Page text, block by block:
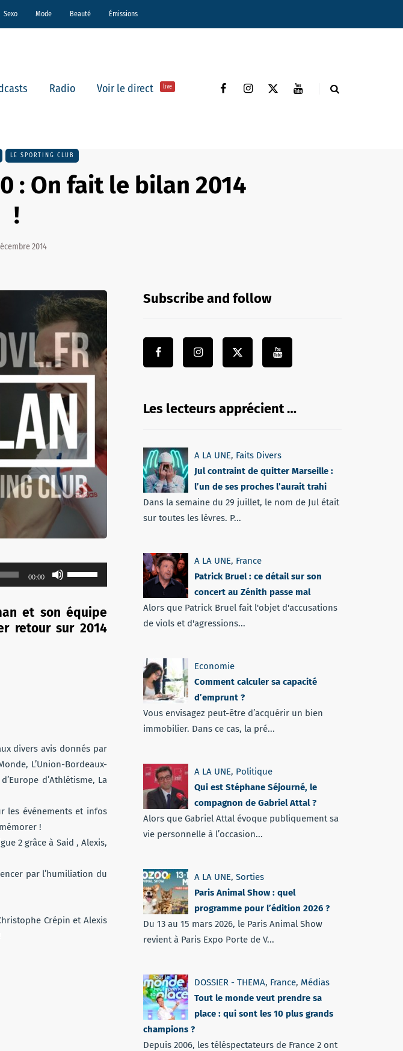
Sexo Mode Beauté Émissions
Radio Voir le direct live
LE SPORTING CLUB
: On fait le bilan 2014
!
2014
00:00
les
haut/bas
pour
et son équipe
retour sur 2014
divers avis donnés par
L’Union-Bordeaux-
d’Athlétisme, La
les événements et infos
!
2 grâce à Said , Alexis,
par l’humiliation du
Crépin et Alexis
Subscribe and follow
Les lecteurs apprécient …
A LA UNE, Faits Divers
Jul contraint de quitter Marseille :
l’un de ses proches l’aurait trahi
Dans la semaine du 29 juillet, le nom de Jul était
sur toutes les lèvres. P...
A LA UNE, France
Patrick Bruel : ce détail sur son
concert au Zénith passe mal
Alors que Patrick Bruel fait l'objet d'accusations
de viols et d'agressions...
Economie
Comment calculer sa capacité
d’emprunt ?
Vous envisagez peut-être d’acquérir un bien
immobilier. Dans ce cas, la pré...
A LA UNE, Politique
Qui est Stéphane Séjourné, le
compagnon de Gabriel Attal ?
Alors que Gabriel Attal évoque publiquement sa
vie personnelle à l’occasion...
A LA UNE, Sorties
Paris Animal Show : quel
programme pour l’édition 2026 ?
Du 13 au 15 mars 2026, le Paris Animal Show
revient à Paris Expo Porte de V...
DOSSIER - THEMA, France, Médias
Tout le monde veut prendre sa
place : qui sont les 10 plus grands
champions ?
Depuis 2006, les téléspectateurs de France 2 ont